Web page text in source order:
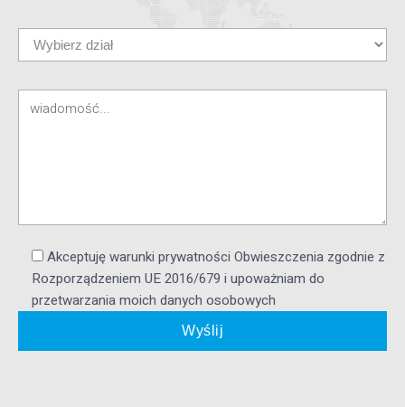
Akceptuję warunki prywatności Obwieszczenia zgodnie z
Rozporządzeniem UE 2016/679 i upoważniam do
przetwarzania moich danych osobowych